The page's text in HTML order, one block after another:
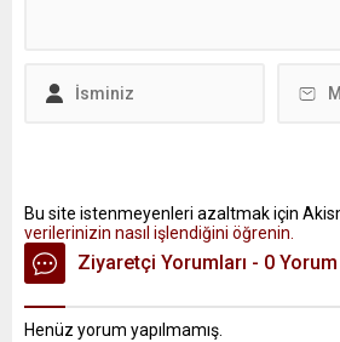
Bu site istenmeyenleri azaltmak için
verilerinizin nasıl işlendiğini öğrenin.
Ziyaretçi Yorumları - 0 Yorum
Henüz yorum yapılmamış.